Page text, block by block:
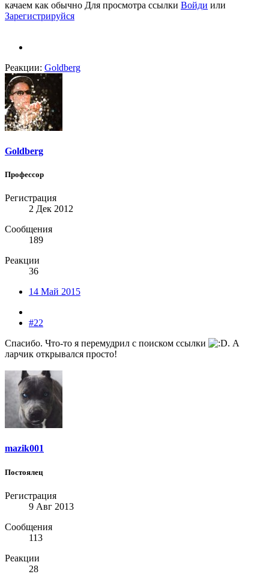
качаем как обычно Для просмотра ссылки Войди или
Зарегистрируйся
Реакции: Goldberg
Goldberg
Профессор
Регистрация
2 Дек 2012
Сообщения
189
Реакции
36
14 Май 2015
#22
Спасибо. Что-то я перемудрил с поиском ссылки
. А
ларчик открывался просто!
mazik001
Постоялец
Регистрация
9 Авг 2013
Сообщения
113
Реакции
28